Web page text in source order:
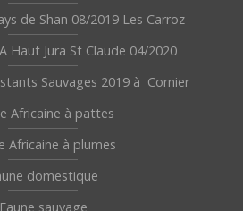
de Shan 08/2019 Les Carroz
Haut Jura St Claude 04/2020
Sauvages 2019 à Cornier
Africaine à pattes
Africaine à plumes
domestique
Faune sauvage